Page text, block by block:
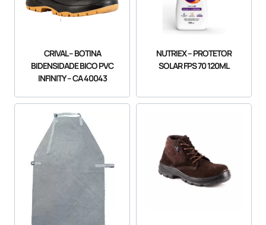
CRIVAL – BOTINA
BIDENSIDADE BICO PVC
INFINITY – CA 40043
NUTRIEX – PROTETOR
SOLAR FPS 70 120ML